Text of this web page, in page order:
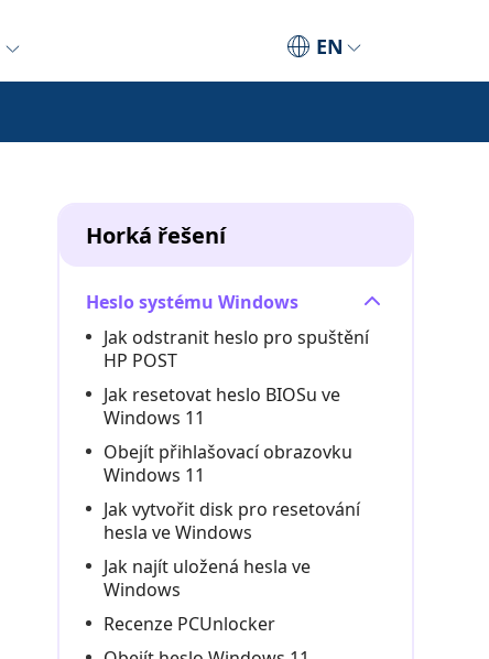
EN
Horká řešení
Heslo systému Windows
Jak odstranit heslo pro spuštění
HP POST
Jak resetovat heslo BIOSu ve
Windows 11
Obejít přihlašovací obrazovku
Windows 11
Jak vytvořit disk pro resetování
hesla ve Windows
Jak najít uložená hesla ve
Windows
Recenze PCUnlocker